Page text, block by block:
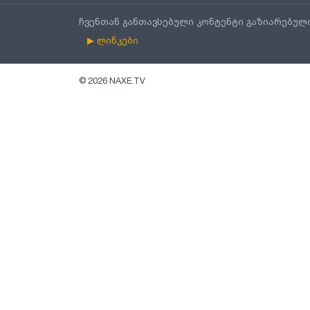
ჩვენთან განთავსებული კონტენტი
▶ ლინკები
© 2026 NAXE.TV